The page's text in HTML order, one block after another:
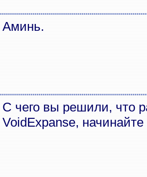
Аминь.
С чего вы решили, что
VoidExpanse,